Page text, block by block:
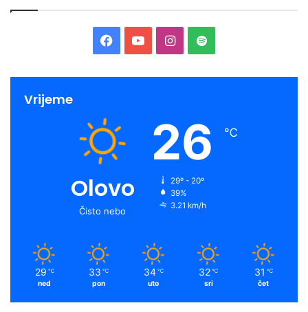
Facebook
YouTubeInstagram
Spotify
Vrijeme
Olovo
Čisto nebo
26 ℃
29º - 20º
39%
3.21 km/h
29 ℃
ned
33 ℃
pon
34 ℃
uto
32 ℃
sri
31 ℃
čet